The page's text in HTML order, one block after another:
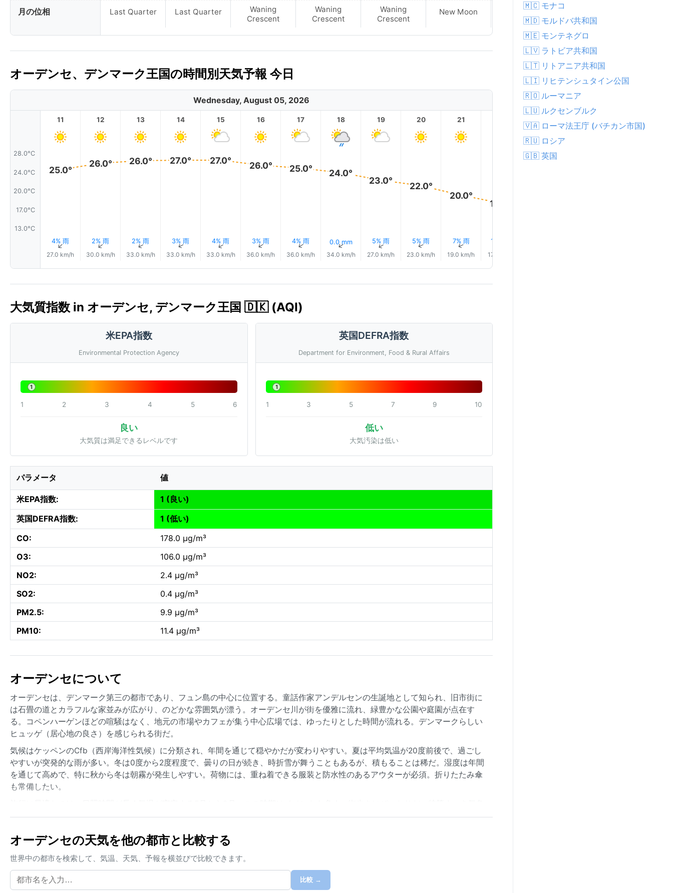
月の位相 Last Quarter Last Quarter
Waning
Crescent
Waning
Crescent
Waning
Crescent
New Moon New Moon
オーデンセ、デンマーク王国の時間別天気予報 今日
Wednesday, August 05, 2026
28.0°C
24.0°C
20.0°C
17.0°C
13.0°C
11
25.0°
4% 雨
↑
27.0 km/h
12
26.0°
2% 雨
↑
30.0 km/h
13
26.0°
2% 雨
↑
33.0 km/h
14
27.0°
3% 雨
↑
33.0 km/h
15
27.0°
4% 雨
↑
33.0 km/h
16
26.0°
3% 雨
↑
36.0 km/h
17
25.0°
4% 雨
↑
36.0 km/h
18
24.0°
0.0 mm
↑
34.0 km/h
19
23.0°
5% 雨
↑
27.0 km/h
20
22.0°
5% 雨
↑
23.0 km/h
21
20.0°
7% 雨
↑
19.0 km/h
18.0°
13% 雨
17.0 km/h
23
大気質指数 in オーデンセ, デンマーク王国 🇩🇰 (AQI)
米EPA指数
Environmental Protection Agency
1
1 2 3 4 5 6
良い
大気質は満足できるレベルです
英国DEFRA指数
Department for Environment, Food & Rural Affairs
1
1 3 5 7 9 10
低い
大気汚染は低い
パラメータ 値
米EPA指数:
1 (良い)
英国DEFRA指数:
1 (低い)
CO:
178.0 µg/m³
O3:
106.0 µg/m³
NO2:
2.4 µg/m³
SO2:
0.4 µg/m³
PM2.5:
9.9 µg/m³
PM10:
11.4 µg/m³
オーデンセについて
オーデンセは、デンマーク第三の都市であり、フュン島の中心に位置する。童話作家アンデルセンの生誕地として知られ、旧市街に
は石畳の道とカラフルな家並みが広がり、のどかな雰囲気が漂う。オーデンセ川が街を優雅に流れ、緑豊かな公園や庭園が点在す
る。コペンハーゲンほどの喧騒はなく、地元の市場やカフェが集う中心広場では、ゆったりとした時間が流れる。デンマークらしい
ヒュッゲ（居心地の良さ）を感じられる街だ。
気候はケッペンのCfb（西岸海洋性気候）に分類され、年間を通じて穏やかだが変わりやすい。夏は平均気温が20度前後で、過ごし
やすいが突発的な雨が多い。冬は0度から2度程度で、曇りの日が続き、時折雪が舞うこともあるが、積もることは稀だ。湿度は年間
を通じて高めで、特に秋から冬は朝霧が発生しやすい。荷物には、重ね着できる服装と防水性のあるアウターが必須。折りたたみ傘
も常備したい。
現象として、秋から冬にかけて北海由来の低気圧が通過し、強風や嵐をもたらすことがある。ただしハリケーンやモンスーンのよう
深い体験となる。
オーデンセの天気を他の都市と比較する
世界中の都市を検索して、気温、天気、予報を横並びで比較できます。
比較 →
🇲🇨 モナコ
🇲🇩 モルドバ共和国
🇲🇪 モンテネグロ
🇱🇻 ラトビア共和国
🇱🇹 リトアニア共和国
🇱🇮 リヒテンシュタイン公国
🇷🇴 ルーマニア
🇱🇺 ルクセンブルク
🇻🇦 ローマ法王庁 (バチカン市国)
🇷🇺 ロシア
🇬🇧 英国